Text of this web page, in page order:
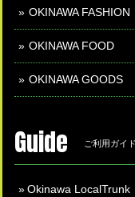
OKINAWA FASHION
OKINAWA FOOD
OKINAWA GOODS
Guide ご利用ガイド
Okinawa LocalTrunk